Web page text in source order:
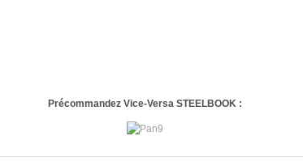
Précommandez Vice-Versa STEELBOOK :